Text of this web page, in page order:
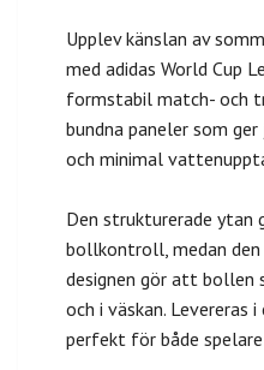
Upplev känslan av
med adidas World Cup
formstabil match- och
bundna paneler som
och minimal
Den strukturerade ytan
bollkontroll, medan den
designen gör att bollen
och i väskan. Levereras
perfekt för både